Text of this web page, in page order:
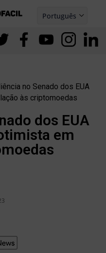
Português
Español
no Senado dos EUA
às criptomoedas
dos EUA
em